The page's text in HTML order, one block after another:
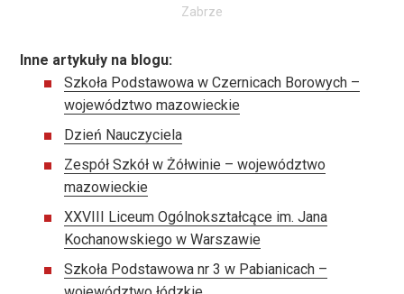
Zabrze
Inne artykuły na blogu:
Szkoła Podstawowa w Czernicach Borowych –
województwo mazowieckie
Dzień Nauczyciela
Zespół Szkół w Żółwinie – województwo
mazowieckie
XXVIII Liceum Ogólnokształcące im. Jana
Kochanowskiego w Warszawie
Szkoła Podstawowa nr 3 w Pabianicach –